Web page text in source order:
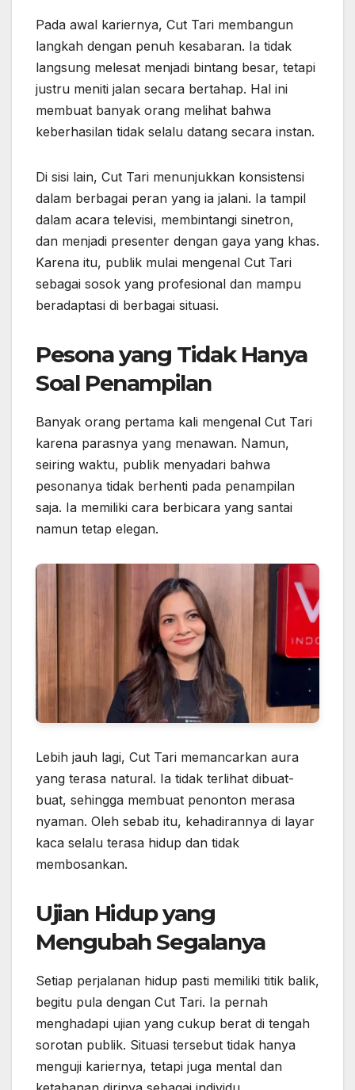
Pada awal kariernya, Cut Tari membangun
langkah dengan penuh kesabaran. Ia tidak
langsung melesat menjadi bintang besar, tetapi
justru meniti jalan secara bertahap. Hal ini
membuat banyak orang melihat bahwa
keberhasilan tidak selalu datang secara instan.
Di sisi lain, Cut Tari menunjukkan konsistensi
dalam berbagai peran yang ia jalani. Ia tampil
dalam acara televisi, membintangi sinetron,
dan menjadi presenter dengan gaya yang khas.
Karena itu, publik mulai mengenal Cut Tari
sebagai sosok yang profesional dan mampu
beradaptasi di berbagai situasi.
Pesona yang Tidak Hanya
Soal Penampilan
Banyak orang pertama kali mengenal Cut Tari
karena parasnya yang menawan. Namun,
seiring waktu, publik menyadari bahwa
pesonanya tidak berhenti pada penampilan
saja. Ia memiliki cara berbicara yang santai
namun tetap elegan.
Lebih jauh lagi, Cut Tari memancarkan aura
yang terasa natural. Ia tidak terlihat dibuat-
buat, sehingga membuat penonton merasa
nyaman. Oleh sebab itu, kehadirannya di layar
kaca selalu terasa hidup dan tidak
membosankan.
Ujian Hidup yang
Mengubah Segalanya
Setiap perjalanan hidup pasti memiliki titik balik,
begitu pula dengan Cut Tari. Ia pernah
menghadapi ujian yang cukup berat di tengah
sorotan publik. Situasi tersebut tidak hanya
menguji kariernya, tetapi juga mental dan